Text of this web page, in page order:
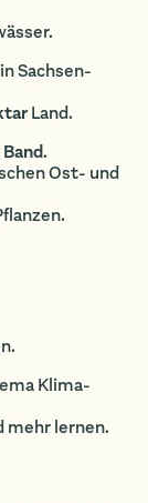
Sachsen-
Land.
.
Ost- und
Klima-
mehr lernen.